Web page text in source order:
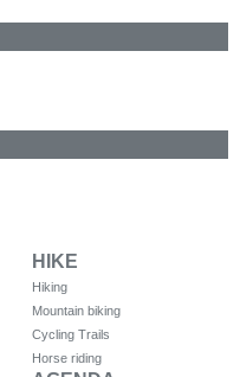
HIKE
Hiking
Mountain biking
Cycling Trails
Horse riding